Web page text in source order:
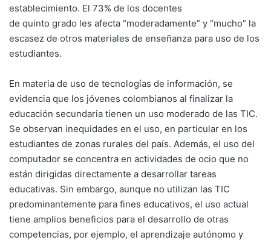
establecimiento. El 73% de los docentes
de quinto grado les afecta “moderadamente” y “mucho” la
escasez de otros materiales de enseñanza para uso de los
estudiantes.
En materia de uso de tecnologías de información, se
evidencia que los jóvenes colombianos al finalizar la
educación secundaria tienen un uso moderado de las TIC.
Se observan inequidades en el uso, en particular en los
estudiantes de zonas rurales del país. Además, el uso del
computador se concentra en actividades de ocio que no
están dirigidas directamente a desarrollar tareas
educativas. Sin embargo, aunque no utilizan las TIC
predominantemente para fines educativos, el uso actual
tiene amplios beneficios para el desarrollo de otras
competencias, por ejemplo, el aprendizaje autónomo y